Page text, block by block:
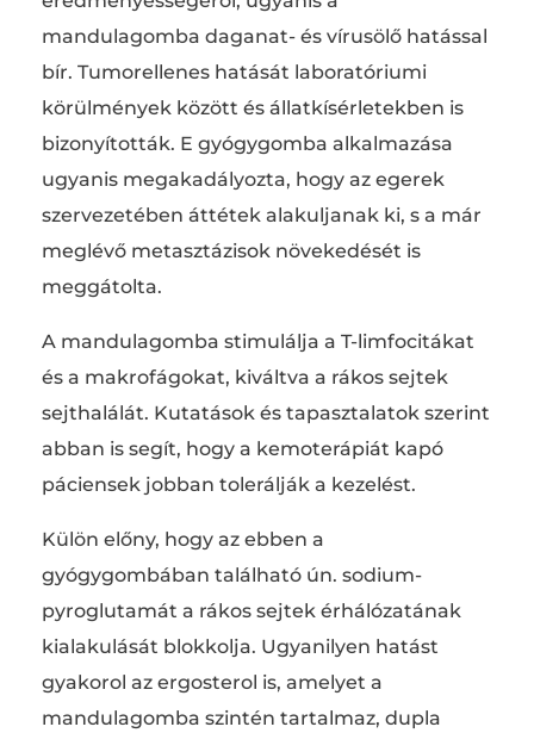
mandulagomba daganat- és vírusölő hatással
bír. Tumorellenes hatását laboratóriumi
körülmények között és állatkísérletekben is
bizonyították. E gyógygomba alkalmazása
ugyanis megakadályozta, hogy az egerek
szervezetében áttétek alakuljanak ki, s a már
meglévő metasztázisok növekedését is
meggátolta.
A mandulagomba stimulálja a T-limfocitákat
és a makrofágokat, kiváltva a rákos sejtek
sejthalálát. Kutatások és tapasztalatok szerint
abban is segít, hogy a kemoterápiát kapó
páciensek jobban tolerálják a kezelést.
Külön előny, hogy az ebben a
gyógygombában található ún. sodium-
pyroglutamát a rákos sejtek érhálózatának
kialakulását blokkolja. Ugyanilyen hatást
gyakorol az ergosterol is, amelyet a
mandulagomba szintén tartalmaz, dupla